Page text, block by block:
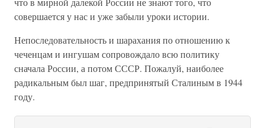
совершается у нас и уже забыли уроки истории.
Непоследовательность и шарахания по отношению к
чеченцам и ингушам сопровождало всю политику
сначала России, а потом СССР. Пожалуй, наиболее
радикальным был шаг, предпринятый Сталиным в 1944
году.